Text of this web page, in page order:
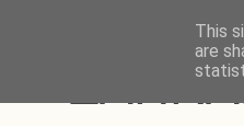
This
are